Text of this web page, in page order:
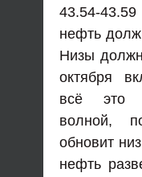
43.54-
нефть
Низы
октября
всё это
волной,
обновит
нефть